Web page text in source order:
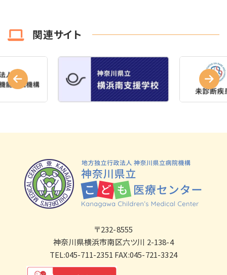
関連サイト
〒232-8555
神奈川県横浜市南区六ツ川 2-138-4
TEL:045-711-2351 FAX:045-721-3324